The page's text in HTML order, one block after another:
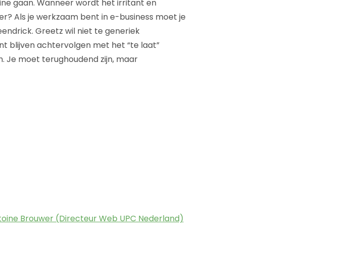
gaan. Wanneer wordt het irritant en
Als je werkzaam bent in e-business moet je
Greetz wil niet te generiek
blijven achtervolgen met het “te laat”
Je moet terughoudend zijn, maar
Brouwer (Directeur Web UPC Nederland)